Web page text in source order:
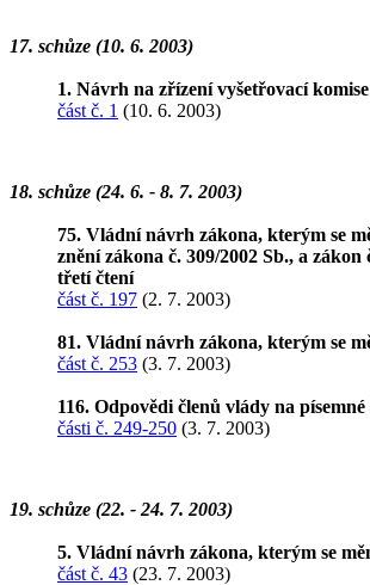
17. schůze (10. 6. 2003)
1. Návrh na zřízení vyšetřovací
část č. 1 (10. 6. 2003)
18. schůze (24. 6. - 8. 7. 2003)
75. Vládní návrh zákona, kterým se
znění zákona č. 309/2002 Sb., a
třetí čtení
část č. 197 (2. 7. 2003)
81. Vládní návrh zákona, kterým se
část č. 253 (3. 7. 2003)
116. Odpovědi členů vlády na
části č. 249-250 (3. 7. 2003)
19. schůze (22. - 24. 7. 2003)
5. Vládní návrh zákona, kterým se
část č. 43 (23. 7. 2003)